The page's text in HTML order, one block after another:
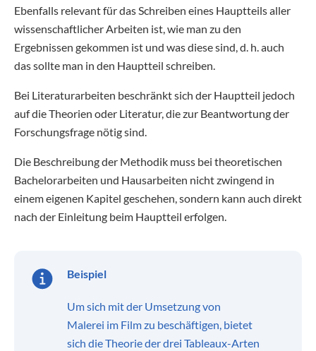
Ebenfalls relevant für das Schreiben eines Hauptteils aller
wissenschaftlicher Arbeiten ist, wie man zu den
Ergebnissen gekommen ist und was diese sind, d. h. auch
das sollte man in den Hauptteil schreiben.
Bei Literaturarbeiten beschränkt sich der Hauptteil jedoch
auf die Theorien oder Literatur, die zur Beantwortung der
Forschungsfrage nötig sind.
Die Beschreibung der Methodik muss bei theoretischen
Bachelorarbeiten und Hausarbeiten nicht zwingend in
einem eigenen Kapitel geschehen, sondern kann auch direkt
nach der Einleitung beim Hauptteil erfolgen.
Beispiel
Um sich mit der Umsetzung von
Malerei im Film zu beschäftigen, bietet
sich die Theorie der drei Tableaux-Arten